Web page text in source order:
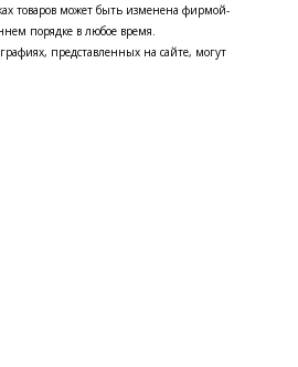
товаров может быть изменена фирмой-
порядке в любое время.
представленных на сайте, могут